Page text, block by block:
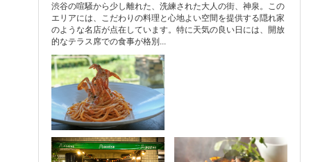
渋谷の喧騒から少し離れた、洗練された大人の街、神泉。この
エリアには、こだわりの料理と心地よい空間を提供する隠れ家
のような名店が点在しています。特に天気の良い日には、開放
的なテラス席での食事が格別...